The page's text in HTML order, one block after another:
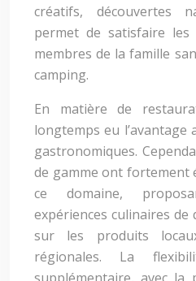
créatifs, découvertes
permet de satisfaire
membres de la famille
camping.
En matière de
longtemps eu l’avantage
gastronomiques.
de gamme ont fortement
ce domaine,
expériences culinaires de
sur les produits
régionales. La